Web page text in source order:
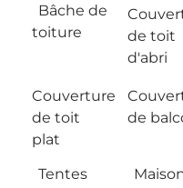
Bâche de
toiture
de toit
d'abri
Couverture
de toit
plat
de
Tentes